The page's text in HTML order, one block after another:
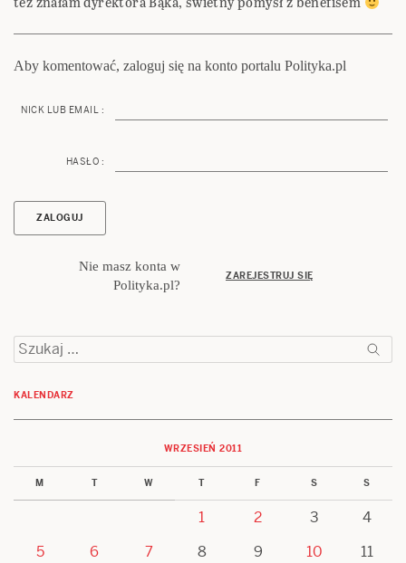
Aby komentować, zaloguj się na konto portalu Polityka.pl
NICK LUB EMAIL :
HASŁO :
Nie masz konta w
Polityka.pl?
ZAREJESTRUJ SIĘ
Szukaj:
KALENDARZ
WRZESIEŃ 2011
M T W T F S S
1 2 3
4
5
6 7 8 9 10
11